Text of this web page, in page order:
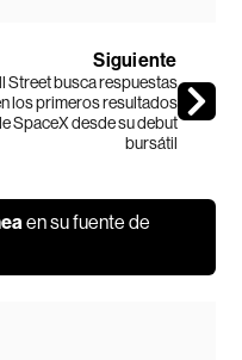
Siguiente
Street busca respuestas
los primeros resultados
SpaceX desde su debut
bursátil
en su fuente de